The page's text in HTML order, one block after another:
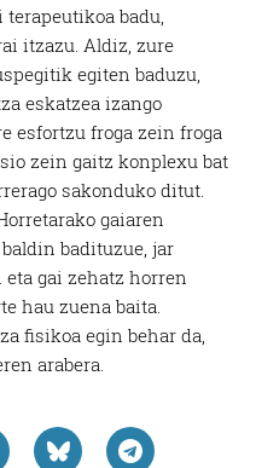
badu,
itzazu. Aldiz, zure
egiten baduzu,
eskatzea izango
esfortzu froga zein froga
zein gaitz konplexu bat
sakonduko ditut.
gaiaren
badituzue, jar
gai zehatz horren
hau zuena baita.
fisikoa egin behar da,
arabera.